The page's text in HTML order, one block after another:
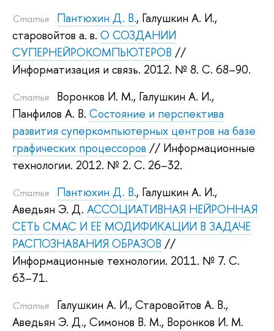
Статья Пантюхин Д. В., Галушкин А. И.,
старовойтов а. в. О СОЗДАНИИ
СУПЕРНЕЙРОКОМПЬЮТЕРОВ //
Информатизация и связь. 2012. № 8. С. 68–90.
Статья Воронков И. М., Галушкин А. И.,
Панфилов А. В. Состояние и перспектива
развития суперкомпьютерных центров на базе
графических процессоров // Информационные
технологии. 2012. № 2. С. 26–32.
Статья Пантюхин Д. В., Галушкин А. И.,
Аведьян Э. Д. АССОЦИАТИВНАЯ НЕЙРОННАЯ
СЕТЬ СМАС И ЕЕ МОДИФИКАЦИИ В ЗАДАЧЕ
РАСПОЗНАВАНИЯ ОБРАЗОВ //
Информационные технологии. 2011. № 7. С.
63–71.
Статья Галушкин А. И., Старовойтов А. В.,
Аведьян Э. Д., Симонов В. М., Воронков И. М.